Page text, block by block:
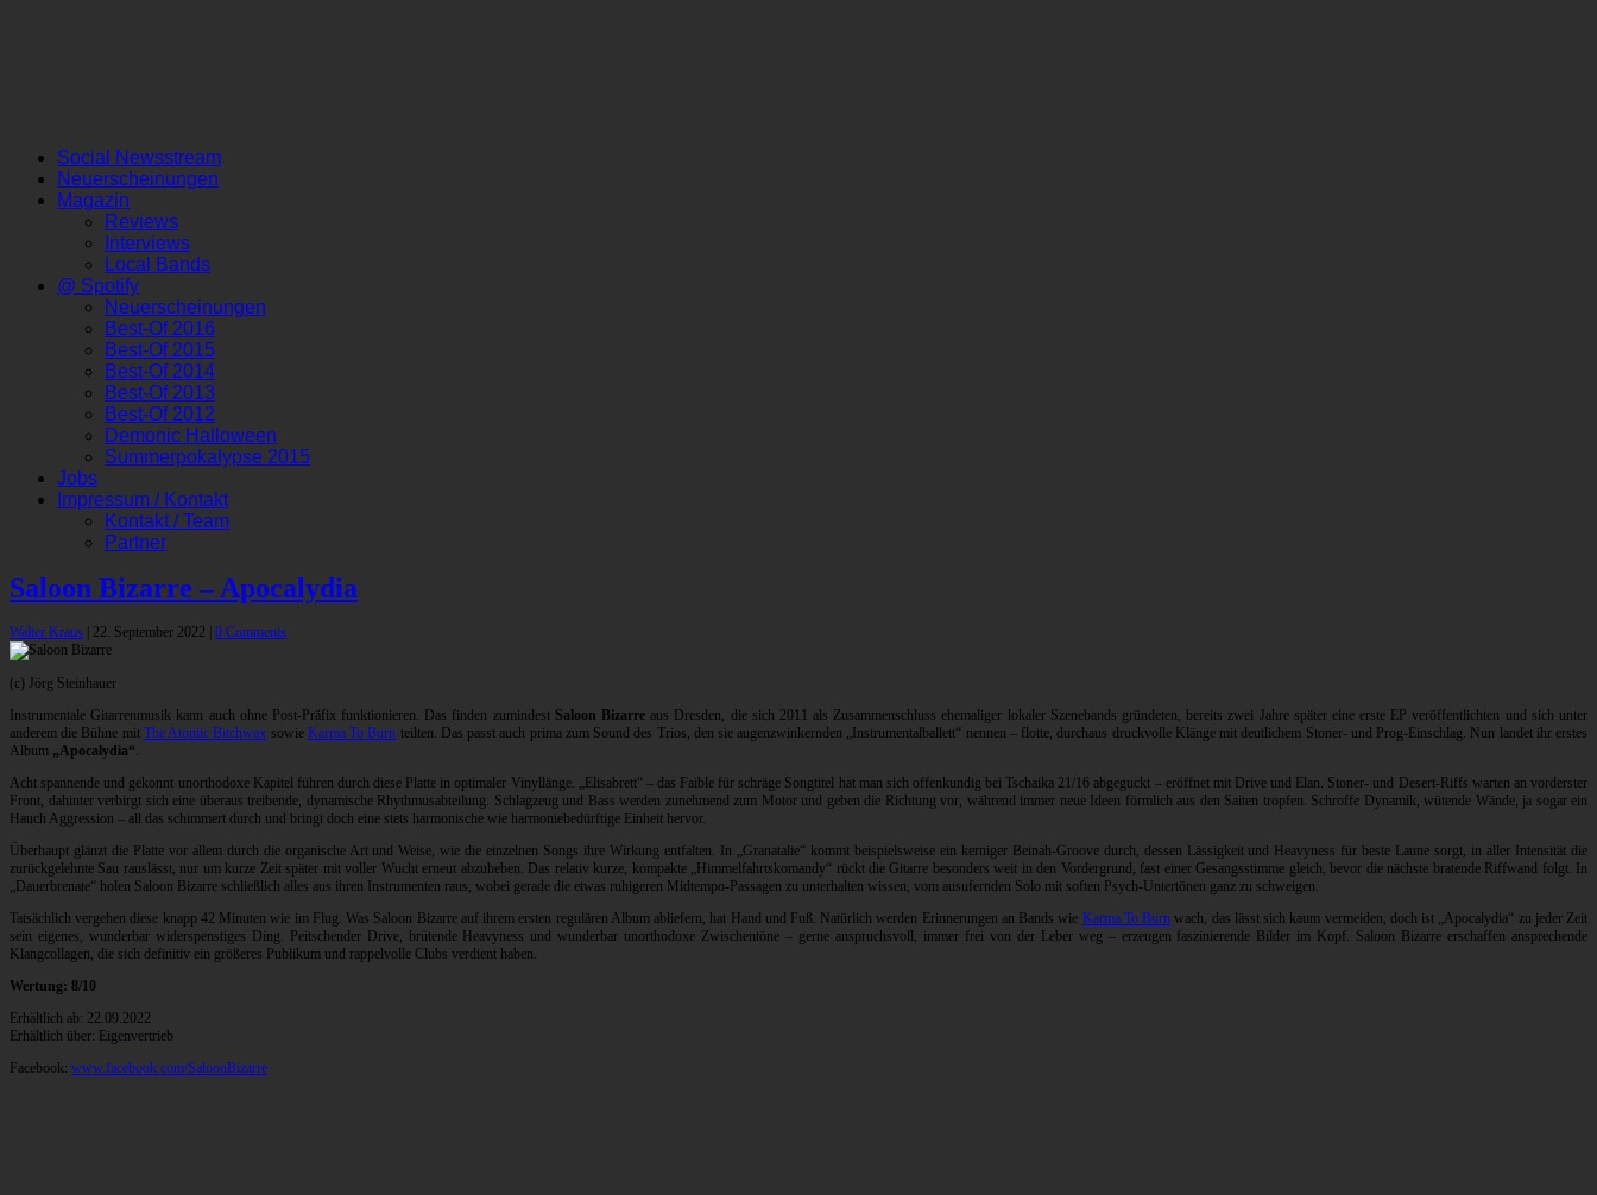
Social Newsstream
Neuerscheinungen
Magazin
Reviews
Interviews
Local Bands
@ Spotify
Neuerscheinungen
Best-Of 2016
Best-Of 2015
Best-Of 2014
Best-Of 2013
Best-Of 2012
Demonic Halloween
Summerpokalypse 2015
Jobs
Impressum / Kontakt
Kontakt / Team
Partner
Saloon Bizarre – Apocalydia
Walter Kraus 22. September 2022 0 Comments
(c) Jörg Steinhauer
Instrumentale Gitarrenmusik kann auch ohne Post-Präfix funktionieren. Das finden zumindest Saloon Bizarre aus Dresden, die sich 2011 als Zusammenschluss ehemaliger lokaler Szenebands gründeten, bereits zwei Jahre später eine erste EP veröffentlichten und sich unter
anderem die Bühne mit The Atomic Bitchwax sowie Karma To Burn teilten. Das passt auch prima zum Sound des Trios, den sie augenzwinkernden „Instrumentalballett“ nennen – flotte, durchaus druckvolle Klänge mit deutlichem Stoner- und Prog-Einschlag. Nun landet ihr erstes
Album „Apocalydia“.
Acht spannende und gekonnt unorthodoxe Kapitel führen durch diese Platte in optimaler Vinyllänge. „Elisabrett“ – das Faible für schräge Songtitel hat man sich offenkundig bei Tschaika 21/16 abgeguckt – eröffnet mit Drive und Elan. Stoner- und Desert-Riffs warten an vorderster
Front, dahinter verbirgt sich eine überaus treibende, dynamische Rhythmusabteilung. Schlagzeug und Bass werden zunehmend zum Motor und geben die Richtung vor, während immer neue Ideen förmlich aus den Saiten tropfen. Schroffe Dynamik, wütende Wände, ja sogar ein
Hauch Aggression – all das schimmert durch und bringt doch eine stets harmonische wie harmoniebedürftige Einheit hervor.
Überhaupt glänzt die Platte vor allem durch die organische Art und Weise, wie die einzelnen Songs ihre Wirkung entfalten. In „Granatalie“ kommt beispielsweise ein kerniger Beinah-Groove durch, dessen Lässigkeit und Heavyness für beste Laune sorgt, in aller Intensität die
zurückgelehnte Sau rauslässt, nur um kurze Zeit später mit voller Wucht erneut abzuheben. Das relativ kurze, kompakte „Himmelfahrtskomandy“ rückt die Gitarre besonders weit in den Vordergrund, fast einer Gesangsstimme gleich, bevor die nächste bratende Riffwand folgt. In
„Dauerbrenate“ holen Saloon Bizarre schließlich alles aus ihren Instrumenten raus, wobei gerade die etwas ruhigeren Midtempo-Passagen zu unterhalten wissen, vom ausufernden Solo mit soften Psych-Untertönen ganz zu schweigen.
Tatsächlich vergehen diese knapp 42 Minuten wie im Flug. Was Saloon Bizarre auf ihrem ersten regulären Album abliefern, hat Hand und Fuß. Natürlich werden Erinnerungen an Bands wie Karma To Burn wach, das lässt sich kaum vermeiden, doch ist „Apocalydia“ zu jeder Zeit
sein eigenes, wunderbar widerspenstiges Ding. Peitschender Drive, brütende Heavyness und wunderbar unorthodoxe Zwischentöne – gerne anspruchsvoll, immer frei von der Leber weg – erzeugen faszinierende Bilder im Kopf. Saloon Bizarre erschaffen ansprechende
Klangcollagen, die sich definitiv ein größeres Publikum und rappelvolle Clubs verdient haben.
Wertung: 8/10
Erhältlich ab: 22.09.2022
Erhältlich über: Eigenvertrieb
Facebook: www.facebook.com/SaloonBizarre